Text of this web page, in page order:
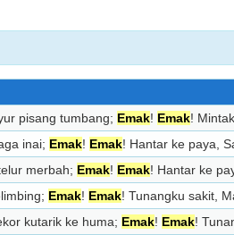
pisang tumbang; Emak! Emak!
inai; Emak! Emak! Hantar ke paya,
merbah; Emak! Emak! Hantar ke
Emak! Emak! Tunangku sakit,
kutarik ke huma; Emak! Emak!